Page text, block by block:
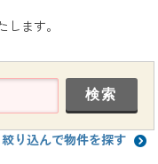
ます。
絞り込んで物件を探す